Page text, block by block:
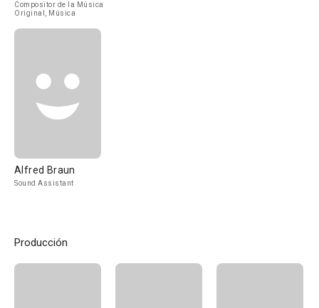
Compositor de la Música
Original, Música
Alfred Braun
Sound Assistant
Producción